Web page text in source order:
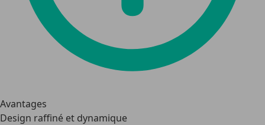
Avantages
Design raffiné et dynamique